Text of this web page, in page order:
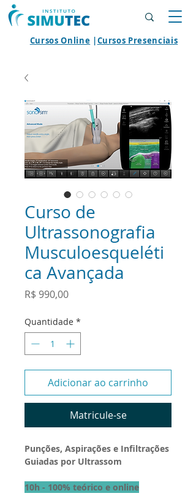
Cursos Online |Cursos Presenciais
Curso de
Ultrassonografia
Musculoesqueléti
ca Avançada
R$ 990,00Preço
Quantidade *
Adicionar ao carrinho
Matricule-se
Punções, Aspirações e Infiltrações
Guiadas por Ultrassom
10h - 100% teórico e online